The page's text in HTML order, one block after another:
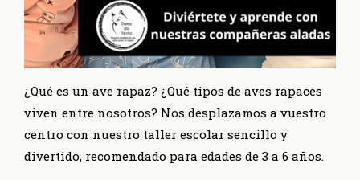
¿Qué es un ave rapaz? ¿Qué tipos de aves rapaces
viven entre nosotros? Nos desplazamos a vuestro
centro con nuestro taller escolar sencillo y
divertido, recomendado para edades de 3 a 6 años.